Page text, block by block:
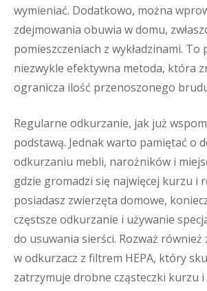
wymieniać. Dodatkowo, można
zdejmowania obuwia w domu,
pomieszczeniach z wykładzinami. To
niezwykle efektywna metoda, która
ogranicza ilość przenoszonego
Regularne odkurzanie, jak już
podstawą. Jednak warto pamiętać o
odkurzaniu mebli, narożników i
gdzie gromadzi się najwięcej kurzu i
posiadasz zwierzęta domowe,
częstsze odkurzanie i używanie
do usuwania sierści. Rozważ
w odkurzacz z filtrem HEPA, który
zatrzymuje drobne cząsteczki kurzu